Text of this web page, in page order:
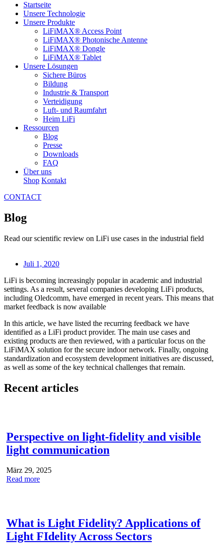
Startseite
Unsere Technologie
Unsere Produkte
LiFiMAX® Access Point
LiFiMAX® Photonische Antenne
LiFiMAX® Dongle
LiFiMAX® Tablet
Unsere Lösungen
Sichere Büros
Bildung
Industrie & Transport
Verteidigung
Luft- und Raumfahrt
Heim LiFi
Ressourcen
Blog
Presse
Downloads
FAQ
Über uns
Shop Kontakt
CONTACT
Blog
Read our scientific review on LiFi use cases in the industrial field
Juli 1, 2020
LiFi is becoming increasingly popular in academic and industrial
settings. As a result, several companies developing LiFi products,
including Oledcomm, have emerged in recent years. This means that
market feedback is now available
In this article, we have listed the recurring feedback we have
identified as a LiFi product provider. The main use cases and
existing products are then reviewed, with a particular focus on the
LiFiMAX solution for the secure indoor network. Finally, ongoing
standardization and ecosystem development initiatives are discussed,
as well as some of the key technical challenges that remain.
Recent articles
Perspective on light-fidelity and visible
light communication
März 29, 2025
Read more
What is Light Fidelity? Applications of
Light FIdelity Across Sectors